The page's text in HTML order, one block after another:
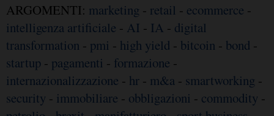
ARGOMENTI: marketing - retail - ecommerce -
intelligenza artificiale - AI - IA - digital
transformation - pmi - high yield - bitcoin - bond -
startup - pagamenti - formazione -
internazionalizzazione - hr - m&a - smartworking -
security - immobiliare - obbligazioni - commodity -